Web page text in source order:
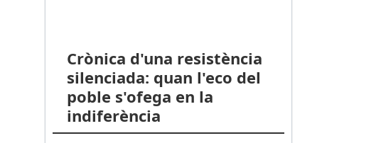
Crònica d'una resistència
silenciada: quan l'eco del
poble s'ofega en la
indiferència